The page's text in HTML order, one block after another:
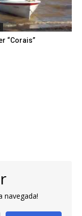
“Corais”
navegada!